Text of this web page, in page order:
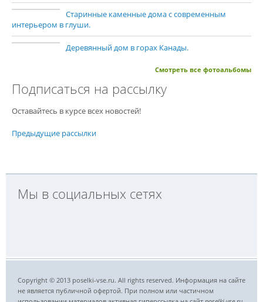
Старинные каменные дома с современным
интерьером в глуши.
Деревянный дом в горах Канады.
Смотреть все фотоальбомы
Подписаться на рассылку
Оставайтесь в курсе всех новостей!
Предыдущие рассылки
Мы в социальных сетях
Copyright © 2013 poselki-vse.ru. All rights reserved. Информация на сайте
не является публичной офертой. При полном или частичном